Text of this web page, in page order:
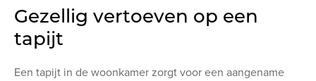
Gezellig vertoeven op een
tapijt
Een tapijt in de woonkamer zorgt voor een aangename